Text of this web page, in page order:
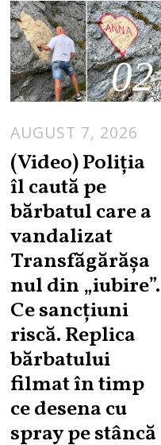
02
AUGUST 7, 2026
U
G
S
7
,
(Video) Poliția
îl caută pe
bărbatul care a
vandalizat
Transfăgărășa
nul din „iubire”.
Ce sancțiuni
riscă. Replica
bărbatului
filmat în timp
ce desena cu
spray pe stâncă